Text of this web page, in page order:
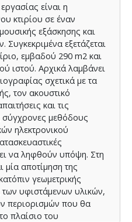
είναι η
κτιρίου σε έναν
εξάσκησης και
εξετάζεται
εμβαδού 290 m2 και
ιστού. Αρχικά λαμβάνει
σχετικά με τα
τον ακουστικό
και τις
σύγχρονες μεθόδους
ηλεκτρονικού
να ληφθούν υπόψη. Στη
μία αποτίμηση της
γεωμετρικής
υφιστάμενων υλικών,
περιορισμών που θα
πλαίσιο του